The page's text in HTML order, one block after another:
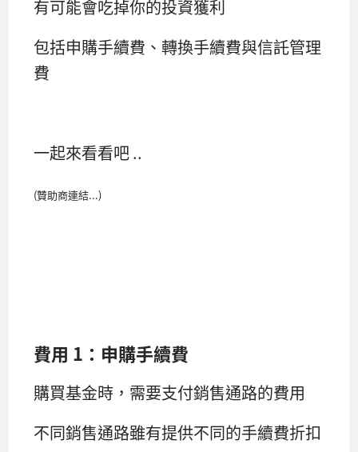
有可能會吃掉你的投資獲利
包括申購手續費、轉換手續費與信託管理
費
一起來看看吧 ..
(贊助商連結...)
費用 1：申購手續費
購買基金時，需要支付銷售通路的費用
不同銷售通路雖有提供不同的手續費折扣